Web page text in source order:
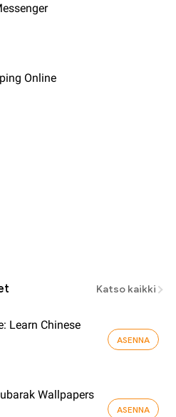
Online
Katso kaikki
Learn Chinese
ASENNA
Wallpapers
ASENNA